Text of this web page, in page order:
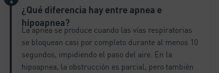
¿Qué diferencia hay entre apnea e
hipoapnea?
La apnea se produce cuando las vías respiratorias
se bloquean casi por completo durante al menos 10
segundos, impidiendo el paso del aire. En la
hipoapnea, la obstrucción es parcial, pero también